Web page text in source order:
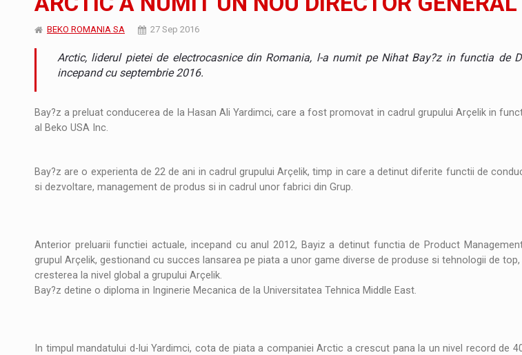
ARTICOLE Producatorii si comerciantii care nu se supun noilor reglementari UE privind ambalajele
INTERVIURI LEADERSHIP IN MISCARE
INTERVIURI
INTERVIURI COFFEE IS OUR LOVE LANGUAGE
STIRI Fondul de investitii BoldMind si echipa de management a Pall-Ex, liderul pietei de
RANGE ROVER DEZVALUIE AL CINCILEA MEMBRU AL FAMILIEI: RANGE ROVER GT
STIRI JAECOO 5 SHS-H a ajuns in Romania
BEKO ROMANIA SA 27 Sep 2016
Arctic, liderul pietei de electrocasnice din Romania, l-a numit pe Nihat Bay?z in functia de
incepand cu septembrie 2016.
Bay?z a preluat conducerea de la Hasan Ali Yardimci, care a fost promovat in cadrul grupului Arçelik in
al Beko USA Inc.
Bay?z are o experienta de 22 de ani in cadrul grupului Arçelik, timp in care a detinut diferite functii de
si dezvoltare, management de produs si in cadrul unor fabrici din Grup.
Anterior preluarii functiei actuale, incepand cu anul 2012, Bayiz a detinut functia de Product
grupul Arçelik, gestionand cu succes lansarea pe piata a unor game diverse de produse si tehnologii de
cresterea la nivel global a grupului Arçelik.
Bay?z detine o diploma in Inginerie Mecanica de la Universitatea Tehnica Middle East.
In timpul mandatului d-lui Yardimci, cota de piata a companiei Arctic a crescut pana la un nivel record de